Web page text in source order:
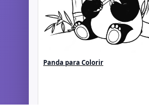
Panda para Colorir